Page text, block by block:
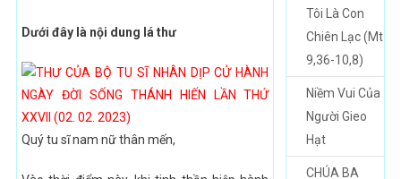
Dưới đây là nội dung lá thư
Quý tu sĩ nam nữ thân mến,
Tôi Là Con
Chiên Lạc (Mt
9,36-10,8)
Niềm Vui Của
Người Gieo
Hạt
CHÚA BA